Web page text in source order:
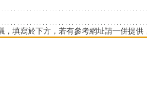
，填寫於下方，若有參考網址請一併提供